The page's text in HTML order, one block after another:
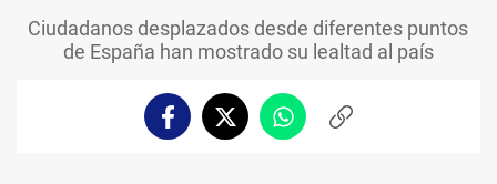
Ciudadanos desplazados desde diferentes puntos
de España han mostrado su lealtad al país
FacebookTwitterWhatsappCopiar